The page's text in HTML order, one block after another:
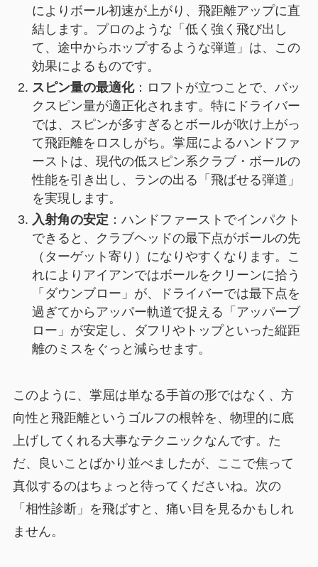
によりボール初速が上がり、飛距離アップに直
結します。プロのような「低く強く飛び出し
て、途中からホップするような弾道」は、この
効果によるものです。
スピン量の最適化：ロフトが立つことで、バッ
クスピン量が適正化されます。特にドライバー
では、スピンが多すぎるとボールが吹け上がっ
て飛距離をロスしがち。掌屈によるハンドファ
ーストは、現代の低スピン系クラブ・ボールの
性能を引き出し、ランの出る「飛ばせる弾道」
を実現します。
入射角の安定 ：ハンドファーストでインパクト
できると、クラブヘッドの最下点がボールの先
（ターゲット寄り）になりやすくなります。こ
れによりアイアンではボールをクリーンに拾う
「ダウンブロー」が、ドライバーでは最下点を
過ぎてからアッパー軌道で捉える「アッパーブ
ロー」が安定し、ダフリやトップといった縦距
離のミスをぐっと減らせます。
このように、掌屈は単なる手首の形ではなく、方
向性と飛距離というゴルフの根幹を、物理的に底
上げしてくれる大事なテクニックなんです。た
だ、良いことばかり並べましたが、ここで焦って
真似するのはちょっと待ってくださいね。次の
「相性診断」を飛ばすと、痛い目を見るかもしれ
ません。